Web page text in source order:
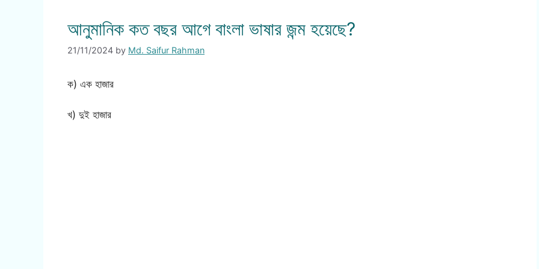
আনুমানিক কত বছর আগে বাংলা ভাষার জন্ম হয়েছে?
21/11/2024 by Md. Saifur Rahman
ক) এক হাজার
খ) দুই হাজার